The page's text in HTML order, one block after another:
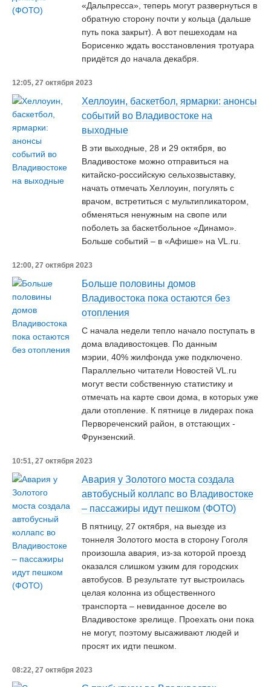
«Дальпресса», теперь могут развернуться в
обратную сторону почти у кольца (дальше
путь пока закрыт). А вот пешеходам на
Борисенко ждать восстановления тротуара
придётся до начала декабря.
12:05, 27 октября 2023
Хеллоуин, баскетбол, ярмарки: анонсы
событий во Владивостоке на
выходные
В эти выходные, 28 и 29 октября, во
Владивостоке можно отправиться на
китайско-российскую сельхозвыставку,
начать отмечать Хеллоуин, погулять с
врачом, встретиться с мультипликатором,
обменяться ненужным на свопе или
поболеть за баскетбольное «Динамо».
Больше событий – в «Афише» на VL.ru.
12:00, 27 октября 2023
Больше половины домов
Владивостока пока остаются без
отопления
С начала недели тепло начало поступать в
дома владивостокцев. По данным
мэрии, 40% жилфонда уже подключено.
Параллельно читатели Новостей VL.ru
могут вести собственную статистику и
отмечать на карте свои дома, в которых уже
дали отопление. К пятнице в лидерах пока
Первореченский район, в отстающих -
Фрунзенский.
10:51, 27 октября 2023
Авария у Золотого моста создала
автобусный коллапс во Владивостоке
– пассажиры идут пешком (ФОТО)
В пятницу, 27 октября, на выезде из
тоннеля Золотого моста в сторону Гоголя
произошла авария, из-за которой проезд
оказался слишком узким для городских
автобусов. В результате тут выстроилась
целая колонна из общественного
транспорта – невиданное доселе во
Владивостоке зрелище. Проехать они пока
не могут, поэтому высаживают людей и
просят их идти пешком.
08:22, 27 октября 2023